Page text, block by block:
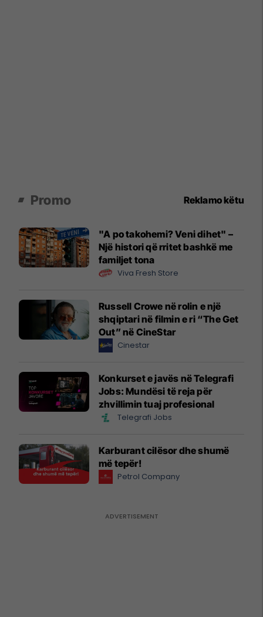
Promo Reklamo këtu
"A po takohemi? Veni dihet" –
Një histori që rritet bashkë me
familjet tona
Viva Fresh Store
Russell Crowe në rolin e një
shqiptari në filmin e ri “The Get
Out” në CineStar
Cinestar
Konkurset e javës në Telegrafi
Jobs: Mundësi të reja për
zhvillimin tuaj profesional
Telegrafi Jobs
Karburant cilësor dhe shumë
më tepër!
Petrol Company